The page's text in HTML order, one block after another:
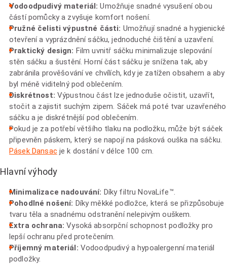
Vodoodpudivý materiál: Umožňuje snadné vysušení obou
částí pomůcky a zvyšuje komfort nošení.
Pružné čelisti výpustné části: Umožňují snadné a hygienické
otevření a vyprázdnění sáčku, jednoduché čištění a uzavření.
Praktický design: Film uvnitř sáčku minimalizuje slepování
stěn sáčku a šustění. Horní část sáčku je snížena tak, aby
zabránila prověšování ve chvílích, kdy je zatížen obsahem a aby
byl méně viditelný pod oblečením.
Diskrétnost: Výpustnou část lze jednoduše očistit, uzavřít,
stočit a zajistit suchým zipem. Sáček má poté tvar uzavřeného
sáčku a je diskrétnější pod oblečením.
Pokud je za potřebí většího tlaku na podložku, může být sáček
připevněn páskem, který se napojí na pásková ouška na sáčku.
Pásek Dansac je k dostání v délce 100 cm.
Hlavní výhody
Minimalizace nadouvání: Díky filtru NovaLife™.
Pohodlné nošení: Díky měkké podložce, která se přizpůsobuje
tvaru těla a snadnému odstranění nelepivým ouškem.
Extra ochrana:Vysoká absorpční schopnost podložky pro
lepší ochranu před protečením.
Příjemný materiál: Vodoodpudivý a hypoalergenní materiál
podložky.